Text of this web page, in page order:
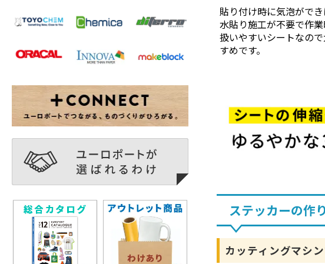
貼り付け時に気泡がで
水貼り施工が不要で作業
扱いやすいシートなの
すめです。
ステッカーの作
カッティングマシ